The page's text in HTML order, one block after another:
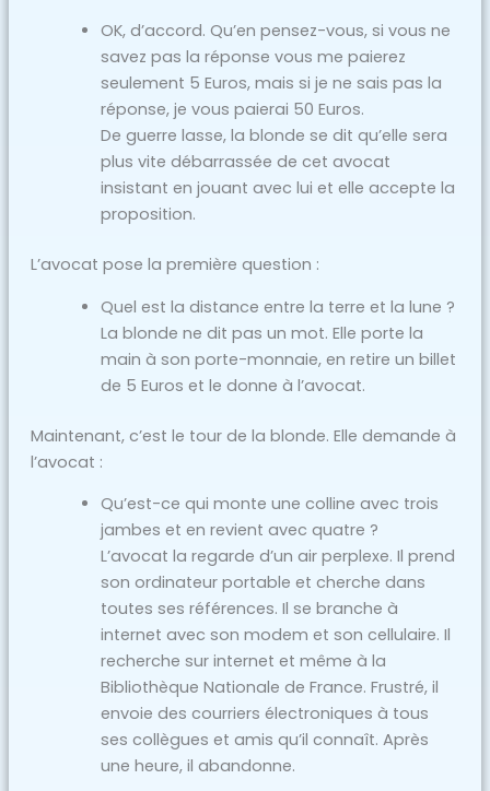
OK, d’accord. Qu’en pensez-vous, si vous ne
savez pas la réponse vous me paierez
seulement 5 Euros, mais si je ne sais pas la
réponse, je vous paierai 50 Euros.
De guerre lasse, la blonde se dit qu’elle sera
plus vite débarrassée de cet avocat
insistant en jouant avec lui et elle accepte la
proposition.
L’avocat pose la première question :
Quel est la distance entre la terre et la lune ?
La blonde ne dit pas un mot. Elle porte la
main à son porte-monnaie, en retire un billet
de 5 Euros et le donne à l’avocat.
Maintenant, c’est le tour de la blonde. Elle demande à
l’avocat :
Qu’est-ce qui monte une colline avec trois
jambes et en revient avec quatre ?
L’avocat la regarde d’un air perplexe. Il prend
son ordinateur portable et cherche dans
toutes ses références. Il se branche à
internet avec son modem et son cellulaire. Il
recherche sur internet et même à la
Bibliothèque Nationale de France. Frustré, il
envoie des courriers électroniques à tous
ses collègues et amis qu’il connaît. Après
une heure, il abandonne.